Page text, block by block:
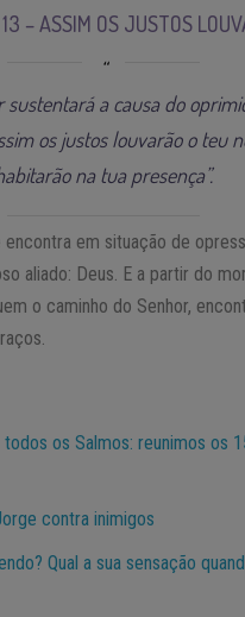
– ASSIM OS JUSTOS
sustentará a causa do
os justos louvarão o teu
na tua presença”.
encontra em situação de
aliado: Deus. E a partir do
o caminho do Senhor,
os Salmos: reunimos os
contra inimigos
Qual a sua sensação